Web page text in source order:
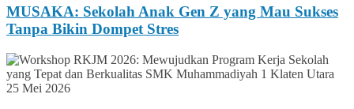
MUSAKA: Sekolah Anak Gen Z yang Mau Sukses
Tanpa Bikin Dompet Stres
25 Mei 2026